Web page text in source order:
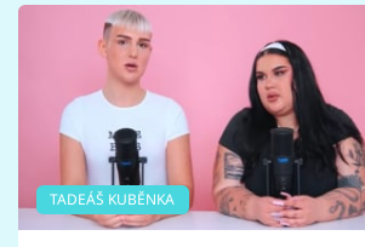
TADEÁŠ KUBĚNKA